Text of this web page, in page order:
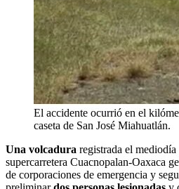
El accidente ocurrió en el
caseta de San José Miahuatlán.
Una volcadura registrada el mediodía
supercarretera Cuacnopalan-Oaxaca
de corporaciones de emergencia y